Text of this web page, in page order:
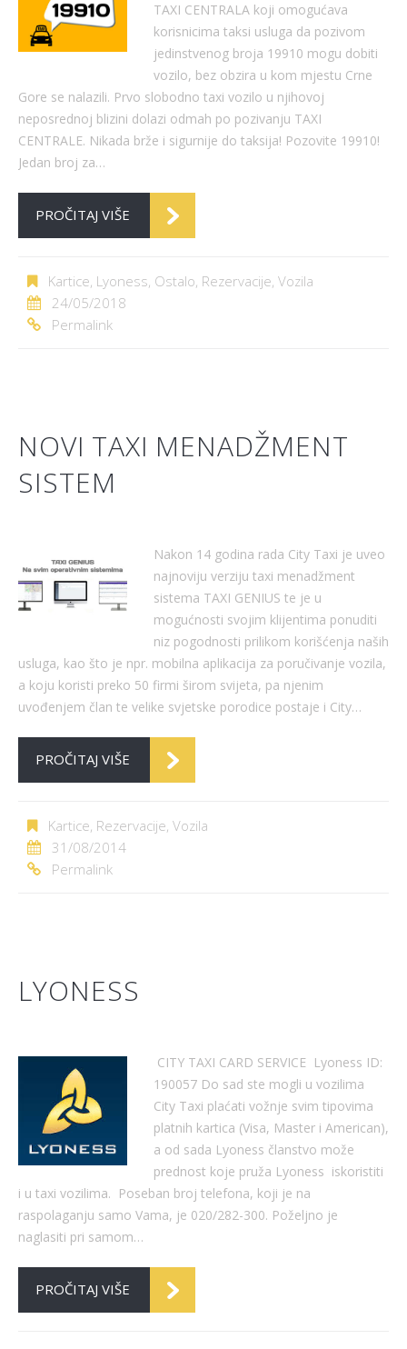
TAXI CENTRALA koji omogućava
korisnicima taksi usluga da pozivom
jedinstvenog broja 19910 mogu dobiti
vozilo, bez obzira u kom mjestu Crne
Gore se nalazili. Prvo slobodno taxi vozilo u njihovoj
neposrednoj blizini dolazi odmah po pozivanju TAXI
CENTRALE. Nikada brže i sigurnije do taksija! Pozovite 19910!
Jedan broj za…
PROČITAJ VIŠE
Kartice, Lyoness, Ostalo, Rezervacije, Vozila
24/05/2018
Permalink
NOVI TAXI MENADŽMENT
SISTEM
Nakon 14 godina rada City Taxi je uveo
najnoviju verziju taxi menadžment
sistema TAXI GENIUS te je u
mogućnosti svojim klijentima ponuditi
niz pogodnosti prilikom korišćenja naših
usluga, kao što je npr. mobilna aplikacija za poručivanje vozila,
a koju koristi preko 50 firmi širom svijeta, pa njenim
uvođenjem član te velike svjetske porodice postaje i City…
PROČITAJ VIŠE
Kartice, Rezervacije, Vozila
31/08/2014
Permalink
LYONESS
CITY TAXI CARD SERVICE Lyoness ID:
190057 Do sad ste mogli u vozilima
City Taxi plaćati vožnje svim tipovima
platnih kartica (Visa, Master i American),
a od sada Lyoness članstvo može
prednost koje pruža Lyoness iskoristiti
i u taxi vozilima. Poseban broj telefona, koji je na
raspolaganju samo Vama, je 020/282-300. Poželjno je
naglasiti pri samom…
PROČITAJ VIŠE